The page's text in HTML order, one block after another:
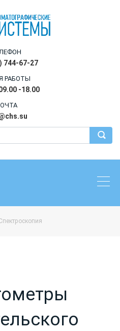
744-67-27
РАБОТЫ
-18.00